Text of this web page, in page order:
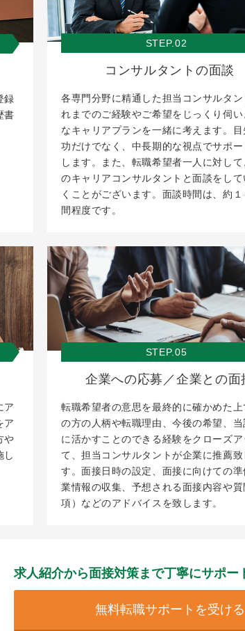
録
書
STEP.02
コンサルタントの面談
各専門分野に精通した担当コンサルタン
れまでのご経験やご希望をじっくり伺い
なキャリアプランを一緒に考えます。目
功だけでなく、中長期的な視点でサポー
します。また、転職希望者一人に対して
のキャリアコンサルタントと面談をして
くことがございます。面談時間は、約
間程度です。
ア
ア
や
し
STEP.05
企業への応募／企業との面
転職希望者の意思を最終的に確かめた上
の方の人柄や転職理由、今後の希望、当
に活かすことのできる経験をクローズア
て、担当コンサルタントが企業に推薦致
す。面接日時の設定、面接に向けての準
業情報の収集、予想される面接内容や質
項）などのアドバイスを致します。
求人紹介から面接対策まで丁寧にサポー
無料転職サポートを受ける